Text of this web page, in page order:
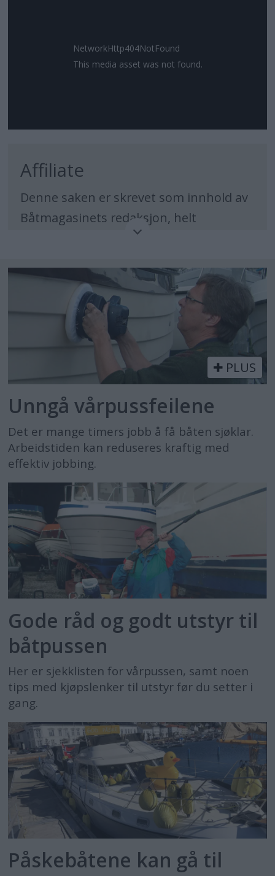
NetworkHttp404NotFound
This media asset was not found.
Affiliate
Denne saken er skrevet som innhold av
Båtmagasinets redaksjon, helt
uavhengig av kommersielle aktører.
og vi følger Vær-Varsom-Plakaten og
Redaktørplakaten. Kjøpslenker i
artikkelen henviser til aktører som
betaler en provisjon for eventuelle kjøp
fra lesere av artikkelen, og som dermed
finansierer vårt redaksjonelle arbeid,
gjennom affiliate-lenker.
PLUS
Unngå vårpussfeilene
Det er mange timers jobb å få båten sjøklar.
Arbeidstiden kan reduseres kraftig med
effektiv jobbing.
Gode råd og godt utstyr til
båtpussen
Her er sjekklisten for vårpussen, samt noen
tips med kjøpslenker til utstyr før du setter i
gang.
Påskebåtene kan gå til